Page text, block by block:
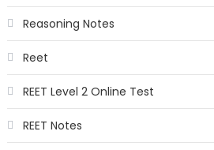
Reasoning Notes
Reet
REET Level 2 Online Test
REET Notes